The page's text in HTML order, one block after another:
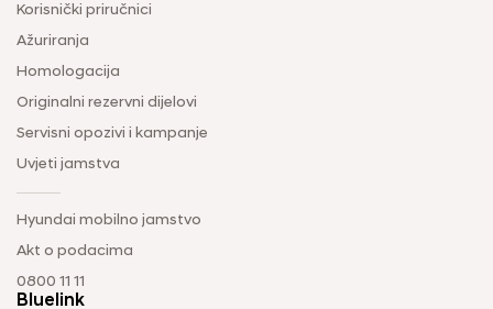
Korisnički priručnici
Ažuriranja
Homologacija
Originalni rezervni dijelovi
Servisni opozivi i kampanje
Uvjeti jamstva
Hyundai mobilno jamstvo
Akt o podacima
0800 11 11
Bluelink